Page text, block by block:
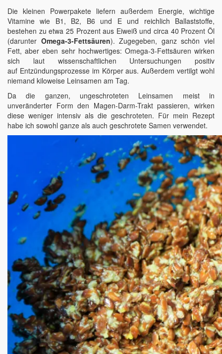
Die kleinen Powerpakete liefern außerdem Energie, wichtige
Vitamine wie B1, B2, B6 und E und reichlich Ballaststoffe,
bestehen zu etwa 25 Prozent aus Eiweiß und circa 40 Prozent Öl
(darunter Omega-3-Fettsäuren). Zugegeben, ganz schön viel
Fett, aber eben sehr hochwertiges: Omega-3-Fettsäuren wirken
sich laut wissenschaftlichen Untersuchungen positiv
auf Entzündungsprozesse im Körper aus. Außerdem vertilgt wohl
niemand kiloweise Leinsamen am Tag.
Da die ganzen, ungeschroteten Leinsamen meist in
unveränderter Form den Magen-Darm-Trakt passieren, wirken
diese weniger intensiv als die geschroteten. Für mein Rezept
habe ich sowohl ganze als auch geschrotete Samen verwendet.